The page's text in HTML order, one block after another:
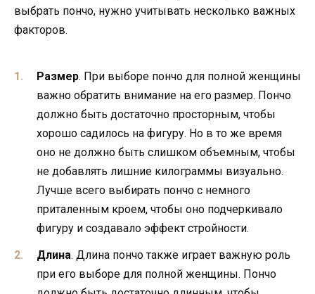
выбрать пончо, нужно учитывать несколько важных
факторов.
Размер. При выборе пончо для полной женщины
важно обратить внимание на его размер. Пончо
должно быть достаточно просторным, чтобы
хорошо садилось на фигуру. Но в то же время
оно не должно быть слишком объемным, чтобы
не добавлять лишние килограммы визуально.
Лучше всего выбирать пончо с немного
приталенным кроем, чтобы оно подчеркивало
фигуру и создавало эффект стройности.
Длина. Длина пончо также играет важную роль
при его выборе для полной женщины. Пончо